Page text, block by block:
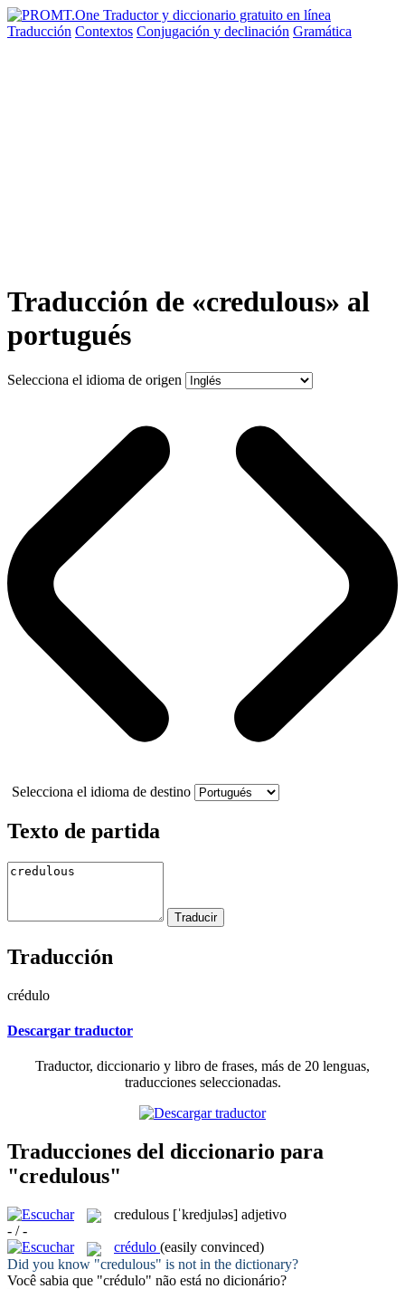
Traducción Contextos Conjugación y declinación Gramática
Traducción de «credulous» al
portugués
Selecciona el idioma de origen
Selecciona el idioma de destino
Texto de partida
Traducción
crédulo
Descargar traductor
Traductor, diccionario y libro de frases, más de 20 lenguas,
traducciones seleccionadas.
Traducciones del diccionario para
"credulous"
credulous [ˈkredjuləs] adjetivo
- / -
crédulo (easily convinced)
Did you know "credulous" is not in the dictionary?
Você sabia que "crédulo" não está no dicionário?